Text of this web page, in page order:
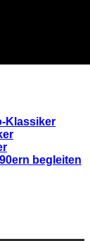
Klassiker
begleiten